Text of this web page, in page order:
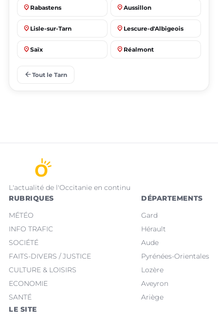
place Rabastens place Aussillon
place Lisle-sur-Tarn place Lescure-d'Albigeois
place Saïx place Réalmont
place
arrow_back Tout le Tarn
L'actualité de l'Occitanie en continu
RUBRIQUES
MÉTÉO
INFO TRAFIC
SOCIÉTÉ
FAITS-DIVERS / JUSTICE
CULTURE & LOISIRS
ECONOMIE
SANTÉ
DÉPARTEMENTS
Gard
Hérault
Aude
Pyrénées-Orientales
Lozère
Aveyron
Ariège
LE SITE